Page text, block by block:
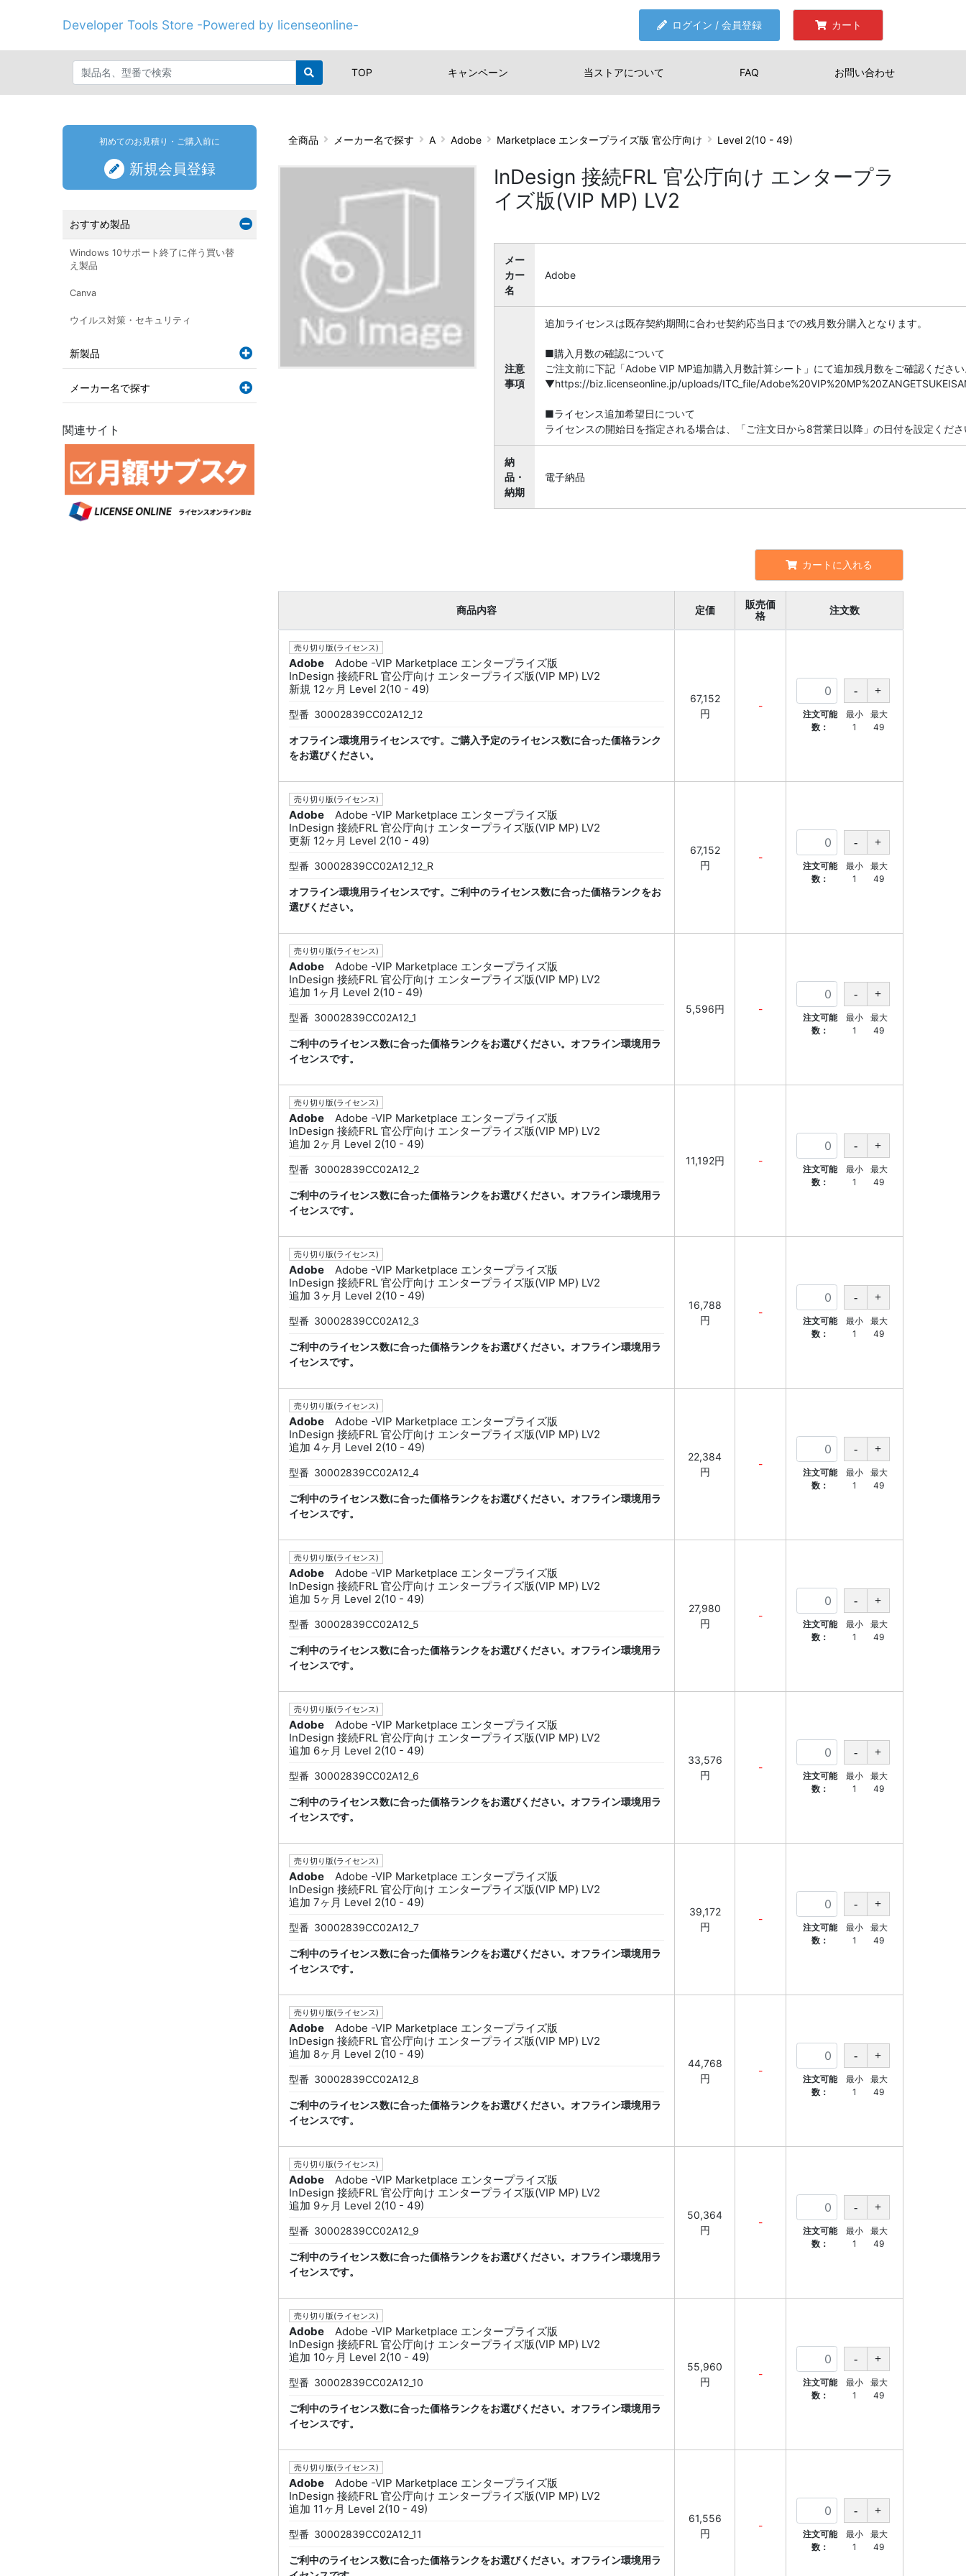
Developer Tools Store -Powered by licenseonline- ログイン / 会員登録 カート
TOP キャンペーン 当ストアについて FAQ お問い合わせ
全商品 メーカー名で探す A Adobe Marketplace エンタープライズ版 官公庁向け Level 2(10 - 49)
InDesign 接続FRL 官公庁向け エンタープラ
イズ版(VIP MP) LV2
メー
カー
名
Adobe
注意
事項
追加ライセンスは既存契約期間に合わせ契約応当日までの残月数分購入となります。
■購入月数の確認について
ご注文前に下記「Adobe VIP MP追加購入月数計算シート」にて追加残月数をご確認くださ
▼https://biz.licenseonline.jp/uploads/ITC_file/
■ライセンス追加希望日について
ライセンスの開始日を指定される場合は、「ご注文日から8営業日以降」の日付を設定くだ
納
品・
納期
電子納品
カートに入れる
商品内容 定価
販売価
格
注文数
売り切り版(ライセンス)
Adobe
Adobe -VIP Marketplace エンタープライズ版
InDesign 接続FRL 官公庁向け エンタープライズ版(VIP MP) LV2
新規 12ヶ月 Level 2(10 - 49)
型番 30002839CC02A12_12
オフライン環境用ライセンスです。ご購入予定のライセンス数に合った価格ランク
をお選びください。
67,152
円
-
注文可能
数：
最小
1
最大
49
売り切り版(ライセンス)
Adobe
Adobe -VIP Marketplace エンタープライズ版
InDesign 接続FRL 官公庁向け エンタープライズ版(VIP MP) LV2
更新 12ヶ月 Level 2(10 - 49)
型番 30002839CC02A12_12_R
オフライン環境用ライセンスです。ご利中のライセンス数に合った価格ランクをお
選びください。
67,152
円
-
注文可能
数：
最小
1
最大
49
売り切り版(ライセンス)
Adobe
Adobe -VIP Marketplace エンタープライズ版
InDesign 接続FRL 官公庁向け エンタープライズ版(VIP MP) LV2
追加 1ヶ月 Level 2(10 - 49)
型番 30002839CC02A12_1
ご利中のライセンス数に合った価格ランクをお選びください。オフライン環境用ラ
イセンスです。
5,596円 -
注文可能
数：
最小
1
最大
49
売り切り版(ライセンス)
Adobe
Adobe -VIP Marketplace エンタープライズ版
InDesign 接続FRL 官公庁向け エンタープライズ版(VIP MP) LV2
追加 2ヶ月 Level 2(10 - 49)
型番 30002839CC02A12_2
ご利中のライセンス数に合った価格ランクをお選びください。オフライン環境用ラ
イセンスです。
11,192円 -
注文可能
数：
最小
1
最大
49
売り切り版(ライセンス)
Adobe
Adobe -VIP Marketplace エンタープライズ版
InDesign 接続FRL 官公庁向け エンタープライズ版(VIP MP) LV2
追加 3ヶ月 Level 2(10 - 49)
型番 30002839CC02A12_3
ご利中のライセンス数に合った価格ランクをお選びください。オフライン環境用ラ
イセンスです。
16,788
円
-
注文可能
数：
最小
1
最大
49
売り切り版(ライセンス)
Adobe
Adobe -VIP Marketplace エンタープライズ版
InDesign 接続FRL 官公庁向け エンタープライズ版(VIP MP) LV2
追加 4ヶ月 Level 2(10 - 49)
型番 30002839CC02A12_4
ご利中のライセンス数に合った価格ランクをお選びください。オフライン環境用ラ
イセンスです。
22,384
円
-
注文可能
数：
最小
1
最大
49
売り切り版(ライセンス)
Adobe
Adobe -VIP Marketplace エンタープライズ版
InDesign 接続FRL 官公庁向け エンタープライズ版(VIP MP) LV2
追加 5ヶ月 Level 2(10 - 49)
型番 30002839CC02A12_5
ご利中のライセンス数に合った価格ランクをお選びください。オフライン環境用ラ
イセンスです。
27,980
円
-
注文可能
数：
最小
1
最大
49
売り切り版(ライセンス)
Adobe
Adobe -VIP Marketplace エンタープライズ版
InDesign 接続FRL 官公庁向け エンタープライズ版(VIP MP) LV2
追加 6ヶ月 Level 2(10 - 49)
型番 30002839CC02A12_6
ご利中のライセンス数に合った価格ランクをお選びください。オフライン環境用ラ
イセンスです。
33,576
円
-
注文可能
数：
最小
1
最大
49
売り切り版(ライセンス)
Adobe
Adobe -VIP Marketplace エンタープライズ版
InDesign 接続FRL 官公庁向け エンタープライズ版(VIP MP) LV2
追加 7ヶ月 Level 2(10 - 49)
型番 30002839CC02A12_7
ご利中のライセンス数に合った価格ランクをお選びください。オフライン環境用ラ
イセンスです。
39,172
円
-
注文可能
数：
最小
1
最大
49
売り切り版(ライセンス)
Adobe
Adobe -VIP Marketplace エンタープライズ版
InDesign 接続FRL 官公庁向け エンタープライズ版(VIP MP) LV2
追加 8ヶ月 Level 2(10 - 49)
型番 30002839CC02A12_8
ご利中のライセンス数に合った価格ランクをお選びください。オフライン環境用ラ
イセンスです。
44,768
円
-
注文可能
数：
最小
1
最大
49
売り切り版(ライセンス)
Adobe
Adobe -VIP Marketplace エンタープライズ版
InDesign 接続FRL 官公庁向け エンタープライズ版(VIP MP) LV2
追加 9ヶ月 Level 2(10 - 49)
型番 30002839CC02A12_9
ご利中のライセンス数に合った価格ランクをお選びください。オフライン環境用ラ
イセンスです。
50,364
円
-
注文可能
数：
最小
1
最大
49
売り切り版(ライセンス)
Adobe
Adobe -VIP Marketplace エンタープライズ版
InDesign 接続FRL 官公庁向け エンタープライズ版(VIP MP) LV2
追加 10ヶ月 Level 2(10 - 49)
型番 30002839CC02A12_10
ご利中のライセンス数に合った価格ランクをお選びください。オフライン環境用ラ
イセンスです。
55,960
円
-
注文可能
数：
最小
1
最大
49
売り切り版(ライセンス)
Adobe
Adobe -VIP Marketplace エンタープライズ版
InDesign 接続FRL 官公庁向け エンタープライズ版(VIP MP) LV2
追加 11ヶ月 Level 2(10 - 49)
型番 30002839CC02A12_11
ご利中のライセンス数に合った価格ランクをお選びください。オフライン環境用ラ
61,556
円
-
注文可能
数：
最小
1
最大
49
初めてのお見積り・ご購入前に
新規会員登録
おすすめ製品
Windows 10サポート終了に伴う買い替
え製品
Canva
ウイルス対策・セキュリティ
新製品
メーカー名で探す
関連サイト